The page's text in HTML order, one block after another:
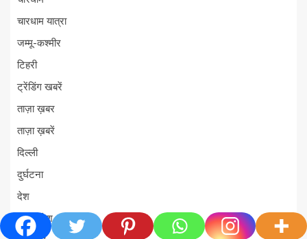
चारधाम यात्रा
जम्मू-कश्मीर
टिहरी
ट्रेंडिंग खबरें
ताज़ा ख़बर
ताज़ा ख़बरें
दिल्ली
दुर्घटना
देश
देश-विदेश